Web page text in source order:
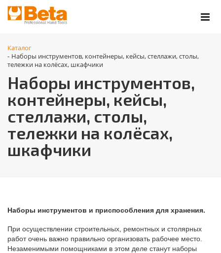
Каталог
- Наборы инструментов, контейнеры, кейсы, стеллажи, столы,
тележки на колёсах, шкафчики
Наборы инструментов,
контейнеры, кейсы,
стеллажи, столы,
тележки на колёсах,
шкафчики
Наборы инструментов и приспособления для хранения.
При осуществлении строительных, ремонтных и столярных
работ очень важно правильно организовать рабочее место.
Незаменимыми помощниками в этом деле станут наборы